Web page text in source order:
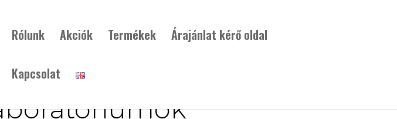
Rólunk Akciók Termékek Árajánlat kérő oldal
Kapcsolat